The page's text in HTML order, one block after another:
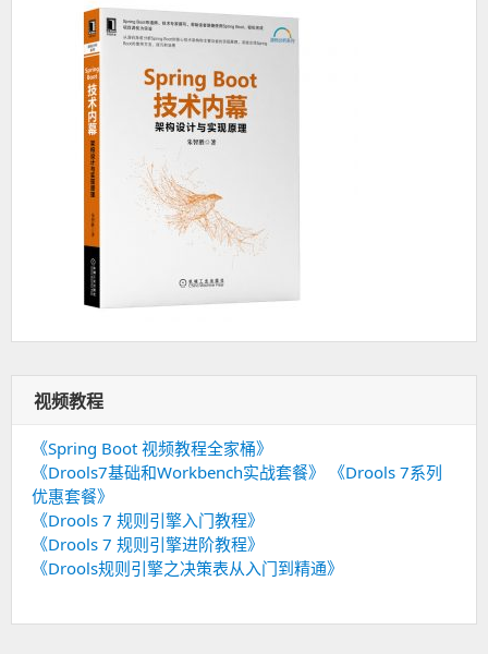
视频教程
《Spring Boot 视频教程全家桶》
《Drools7基础和Workbench实战套餐》
《Drools 7系列
优惠套餐》
《Drools 7 规则引擎入门教程》
《Drools 7 规则引擎进阶教程》
《Drools规则引擎之决策表从入门到精通》